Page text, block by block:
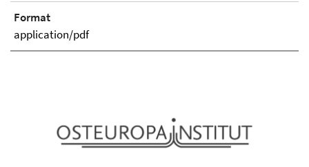
Format
application/pdf